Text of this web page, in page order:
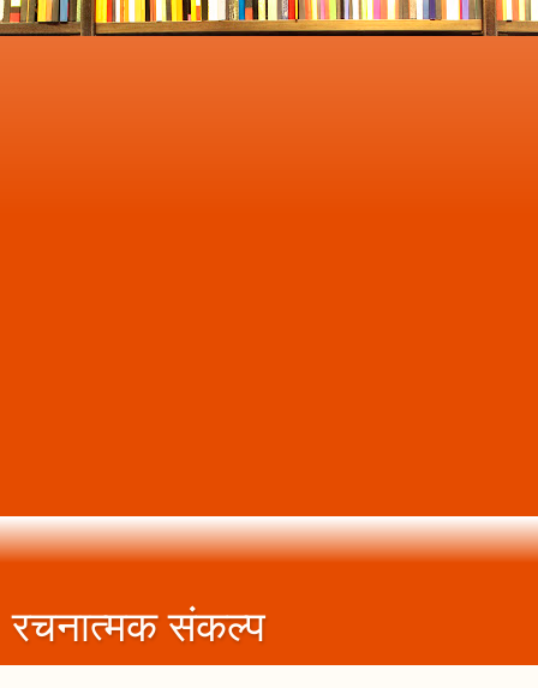
रचनात्मक संकल्प